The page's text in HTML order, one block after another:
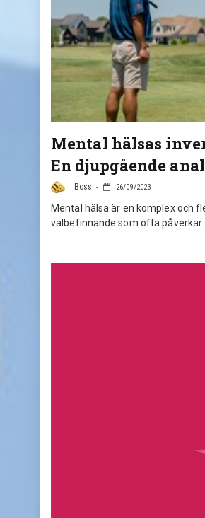
Mental hälsas
En djupgående
Boss 26/09/2023
Mental hälsa är en komplex och
välbefinnande som ofta påverkar